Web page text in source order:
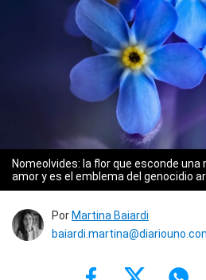
Nomeolvides: la flor que esconde
amor y es el emblema del genocidio
Por Martina Baiardi